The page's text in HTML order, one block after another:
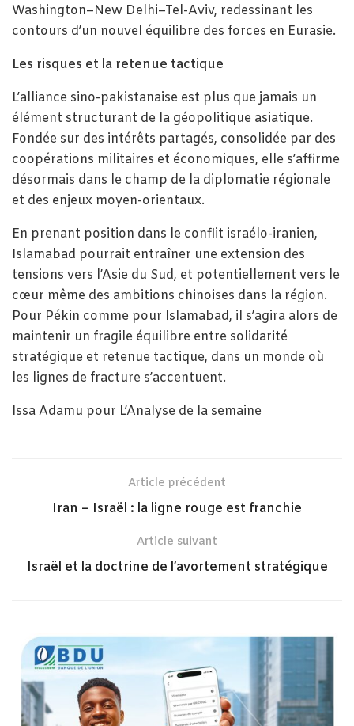
Washington–New Delhi–Tel-Aviv, redessinant les
contours d’un nouvel équilibre des forces en Eurasie.
Les risques et la retenue tactique
L’alliance sino-pakistanaise est plus que jamais un
élément structurant de la géopolitique asiatique.
Fondée sur des intérêts partagés, consolidée par des
coopérations militaires et économiques, elle s’affirme
désormais dans le champ de la diplomatie régionale
et des enjeux moyen-orientaux.
En prenant position dans le conflit israélo-iranien,
Islamabad pourrait entraîner une extension des
tensions vers l’Asie du Sud, et potentiellement vers le
cœur même des ambitions chinoises dans la région.
Pour Pékin comme pour Islamabad, il s’agira alors de
maintenir un fragile équilibre entre solidarité
stratégique et retenue tactique, dans un monde où
les lignes de fracture s’accentuent.
Issa Adamu pour L’Analyse de la semaine
Article précédent
Iran – Israël : la ligne rouge est franchie
Article suivant
Israël et la doctrine de l’avortement stratégique